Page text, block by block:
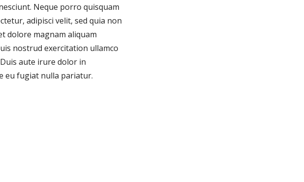
Neque porro quisquam
adipisci velit, sed quia non
dolore magnam aliquam
nostrud exercitation ullamco
aute irure dolor in
eu fugiat nulla pariatur.